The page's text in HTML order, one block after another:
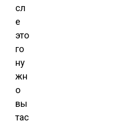
сл
е
это
го
ну
жн
о
вы
тас